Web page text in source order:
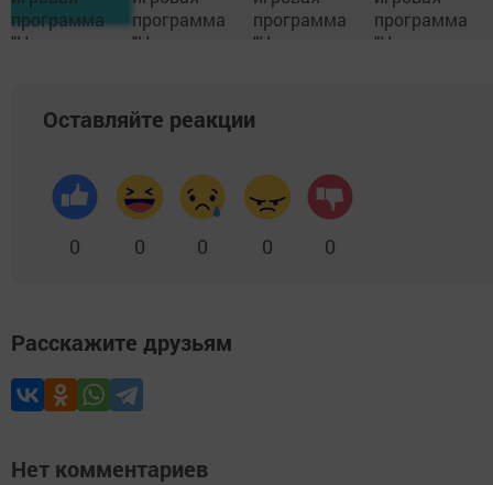
Оставляйте реакции
0 0 0 0 0
Расскажите друзьям
Нет комментариев